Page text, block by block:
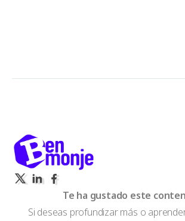
Te ha gustado este
Si deseas profundizar más o